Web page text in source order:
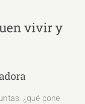
vivir y
¿qué pone